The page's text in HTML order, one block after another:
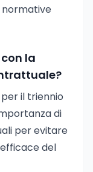
normative
la
il triennio
di
per evitare
del